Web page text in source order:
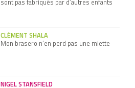
CLÉMENT SHALA
Mon brasero n’en perd pas une miette
NIGEL STANSFIELD